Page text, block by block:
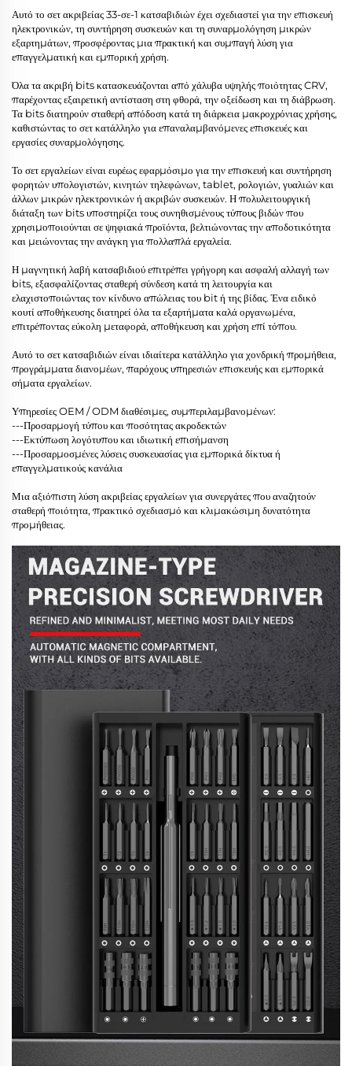
Αυτό το σετ ακριβείας 33-σε-1 κατσαβιδιών έχει σχεδιαστεί για την επισκευή
ηλεκτρονικών, τη συντήρηση συσκευών και τη συναρμολόγηση μικρών
εξαρτημάτων, προσφέροντας μια πρακτική και συμπαγή λύση για
επαγγελματική και εμπορική χρήση.
Όλα τα ακριβή bits κατασκευάζονται από χάλυβα υψηλής ποιότητας CRV,
παρέχοντας εξαιρετική αντίσταση στη φθορά, την οξείδωση και τη διάβρωση.
Τα bits διατηρούν σταθερή απόδοση κατά τη διάρκεια μακροχρόνιας χρήσης,
καθιστώντας το σετ κατάλληλο για επαναλαμβανόμενες επισκευές και
εργασίες συναρμολόγησης.
Το σετ εργαλείων είναι ευρέως εφαρμόσιμο για την επισκευή και συντήρηση
φορητών υπολογιστών, κινητών τηλεφώνων, tablet, ρολογιών, γυαλιών και
άλλων μικρών ηλεκτρονικών ή ακριβών συσκευών. Η πολυλειτουργική
διάταξη των bits υποστηρίζει τους συνηθισμένους τύπους βιδών που
χρησιμοποιούνται σε ψηφιακά προϊόντα, βελτιώνοντας την αποδοτικότητα
και μειώνοντας την ανάγκη για πολλαπλά εργαλεία.
Η μαγνητική λαβή κατσαβιδιού επιτρέπει γρήγορη και ασφαλή αλλαγή των
bits, εξασφαλίζοντας σταθερή σύνδεση κατά τη λειτουργία και
ελαχιστοποιώντας τον κίνδυνο απώλειας του bit ή της βίδας. Ένα ειδικό
κουτί αποθήκευσης διατηρεί όλα τα εξαρτήματα καλά οργανωμένα,
επιτρέποντας εύκολη μεταφορά, αποθήκευση και χρήση επί τόπου.
Αυτό το σετ κατσαβιδιών είναι ιδιαίτερα κατάλληλο για χονδρική προμήθεια,
προγράμματα διανομέων, παρόχους υπηρεσιών επισκευής και εμπορικά
σήματα εργαλείων.
Υπηρεσίες OEM / ODM διαθέσιμες, συμπεριλαμβανομένων:
---Προσαρμογή τύπου και ποσότητας ακροδεκτών
---Εκτύπωση λογότυπου και ιδιωτική επισήμανση
---Προσαρμοσμένες λύσεις συσκευασίας για εμπορικά δίκτυα ή
επαγγελματικούς κανάλια
Μια αξιόπιστη λύση ακριβείας εργαλείων για συνεργάτες που αναζητούν
σταθερή ποιότητα, πρακτικό σχεδιασμό και κλιμακώσιμη δυνατότητα
προμήθειας.